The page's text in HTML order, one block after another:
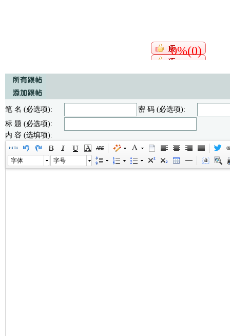
0%(0)
笔 名 (必选项):
密 码 (必选项):
标 题 (必选项):
内 容 (选填项):
字体 字号